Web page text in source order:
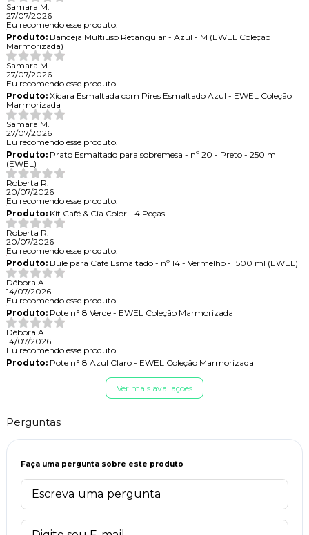
Samara M.
27/07/2026
Eu recomendo esse produto.
Produto:Bandeja Multiuso Retangular - Azul - M (EWEL Coleção
Marmorizada)
Samara M.
27/07/2026
Eu recomendo esse produto.
Produto:Xícara Esmaltada com Pires Esmaltado Azul - EWEL Coleção
Marmorizada
Samara M.
27/07/2026
Eu recomendo esse produto.
Produto:Prato Esmaltado para sobremesa - nº 20 - Preto - 250 ml
(EWEL)
Roberta R.
20/07/2026
Eu recomendo esse produto.
Produto:Kit Café & Cia Color - 4 Peças
Roberta R.
20/07/2026
Eu recomendo esse produto.
Produto:Bule para Café Esmaltado - nº 14 - Vermelho - 1500 ml (EWEL)
Débora A.
14/07/2026
Eu recomendo esse produto.
Produto:Pote n° 8 Verde - EWEL Coleção Marmorizada
Débora A.
14/07/2026
Eu recomendo esse produto.
Produto:Pote n° 8 Azul Claro - EWEL Coleção Marmorizada
Ver mais avaliações
Perguntas
Faça uma pergunta sobre este produto